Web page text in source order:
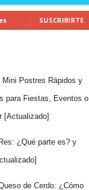
SUSCRIBIRTE
Mini Postres Rápidos y
para Fiestas, Eventos o
[Actualizado]
¿Qué parte es? y
de Cerdo: ¿Cómo